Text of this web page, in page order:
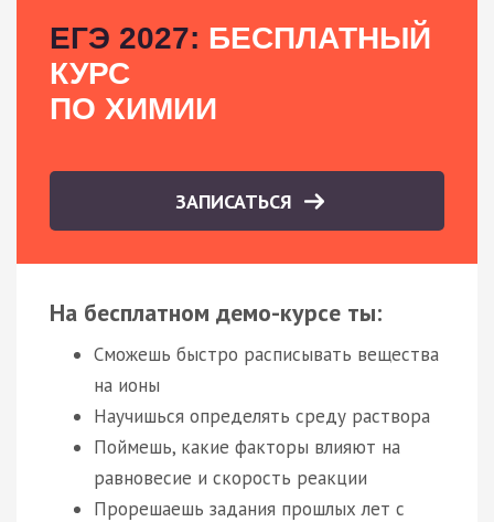
ЕГЭ 2027: БЕСПЛАТНЫЙ
КУРС
ПО ХИМИИ
ЗАПИСАТЬСЯ
На бесплатном демо-курсе ты:
Сможешь быстро расписывать вещества
на ионы
Научишься определять среду раствора
Поймешь, какие факторы влияют на
равновесие и скорость реакции
Прорешаешь задания прошлых лет с